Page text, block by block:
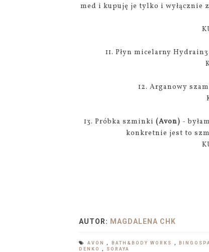
med i kupuję je tylko i wyłącznie
11. Płyn micelarny
12. Arganowy
13. Próbka szminki (Avon) -
konkretnie jest to
AUTOR: MAGDALENA CHK
AVON, BATH&BODY WORKS ,
DENKO , SORAYA